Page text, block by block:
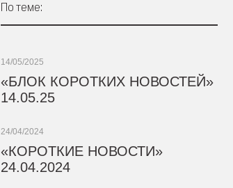
По теме:
14/05/2025
«БЛОК КОРОТКИХ НОВОСТЕЙ»
14.05.25
24/04/2024
«КОРОТКИЕ НОВОСТИ»
24.04.2024